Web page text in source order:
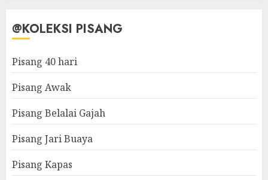
@KOLEKSI PISANG
Pisang 40 hari
Pisang Awak
Pisang Belalai Gajah
Pisang Jari Buaya
Pisang Kapas